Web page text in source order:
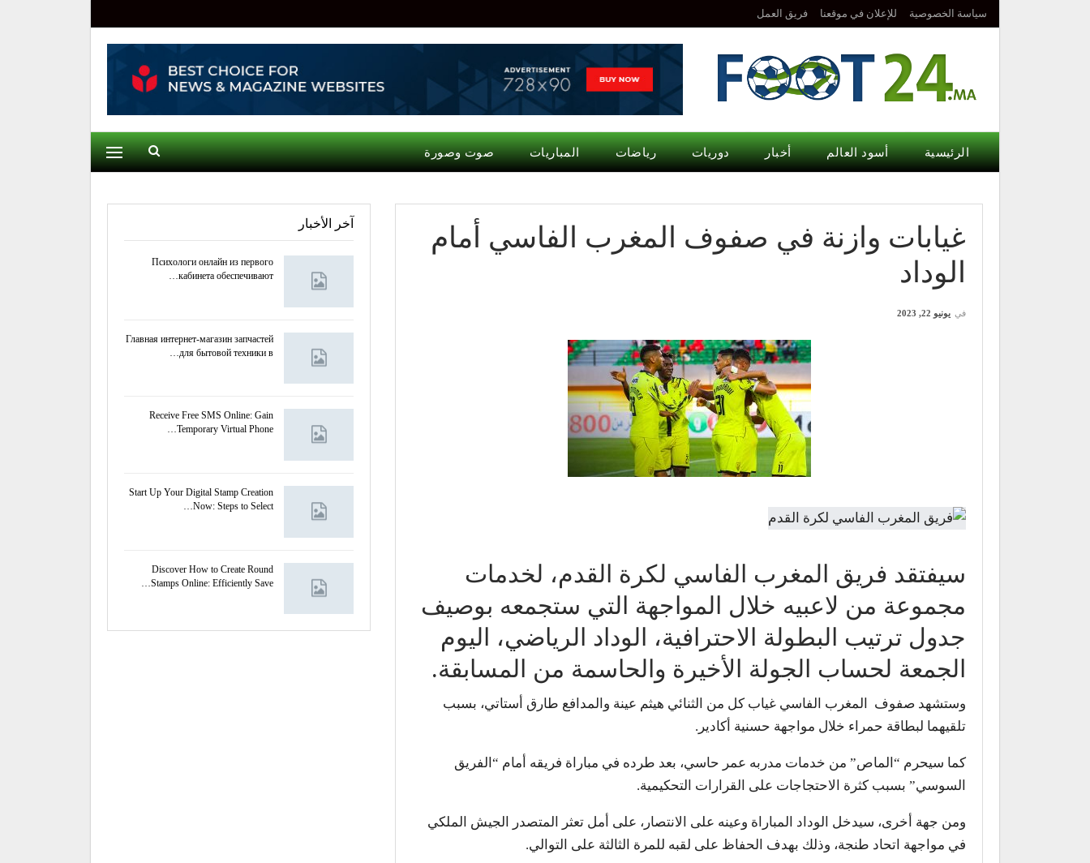
سياسة الخصوصية للإعلان في موقعنا فريق العمل
الرئيسية أسود العالم أخبار دوريات رياضات المباريات صوت وصورة
غيابات وازنة في صفوف المغرب الفاسي أمام
الوداد
في يونيو 22, 2023
سيفتقد فريق المغرب الفاسي لكرة القدم، لخدمات
مجموعة من لاعبيه خلال المواجهة التي ستجمعه بوصيف
جدول ترتيب البطولة الاحترافية، الوداد الرياضي، اليوم
الجمعة لحساب الجولة الأخيرة والحاسمة من المسابقة.
وستشهد صفوف المغرب الفاسي غياب كل من الثنائي هيثم عينة والمدافع طارق أستاتي، بسبب
تلقيهما لبطاقة حمراء خلال مواجهة حسنية أكادير.
كما سيحرم “الماص” من خدمات مدربه عمر حاسي، بعد طرده في مباراة فريقه أمام “الفريق
السوسي” بسبب كثرة الاحتجاجات على القرارات التحكيمية.
ومن جهة أخرى، سيدخل الوداد المباراة وعينه على الانتصار، على أمل تعثر المتصدر الجيش الملكي
في مواجهة اتحاد طنجة، وذلك بهدف الحفاظ على لقبه للمرة الثالثة على التوالي.
آخر الأخبار
Психологи онлайн из первого
кабинета обеспечивают…
Главная интернет-магазин запчастей
для бытовой техники в…
Receive Free SMS Online: Gain
Temporary Virtual Phone…
Start Up Your Digital Stamp Creation
Now: Steps to Select…
Discover How to Create Round
Stamps Online: Efficiently Save…